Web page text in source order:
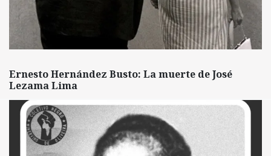
Ernesto Hernández Busto: La muerte de José
Lezama Lima